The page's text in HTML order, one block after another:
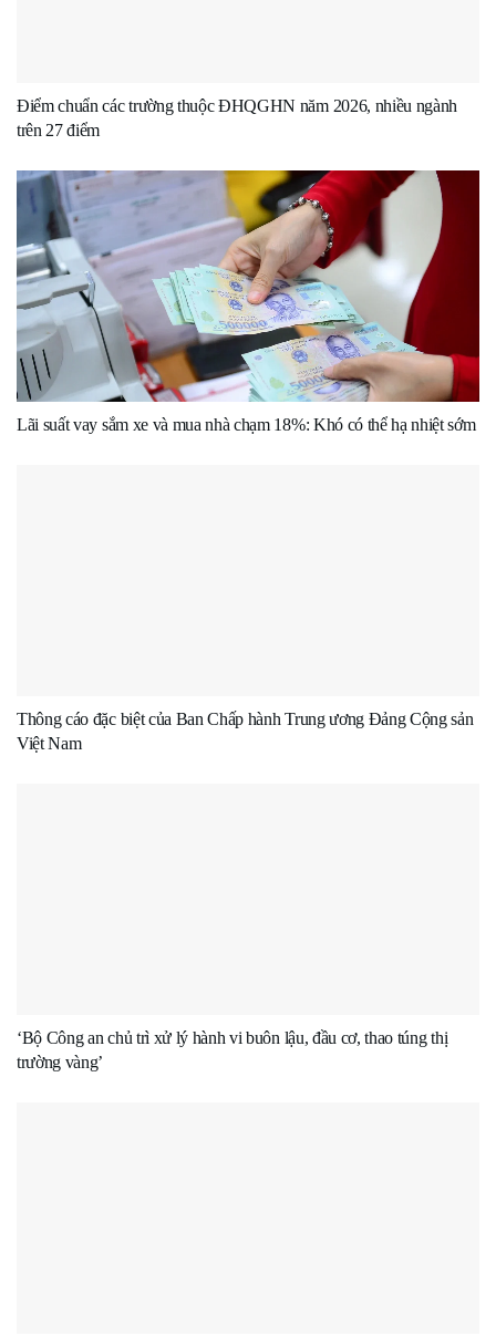
Điểm chuẩn các trường thuộc ĐHQGHN năm 2026, nhiều ngành
trên 27 điểm
Lãi suất vay sắm xe và mua nhà chạm 18%: Khó có thể hạ nhiệt sớm
Thông cáo đặc biệt của Ban Chấp hành Trung ương Đảng Cộng sản
Việt Nam
‘Bộ Công an chủ trì xử lý hành vi buôn lậu, đầu cơ, thao túng thị
trường vàng’